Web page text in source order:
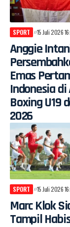
SPORT 15 Juli 2026
Anggie
Emas
Indonesia di
Boxing U19
2026
SPORT 15 Juli 2026
Marc Klok
Tampil